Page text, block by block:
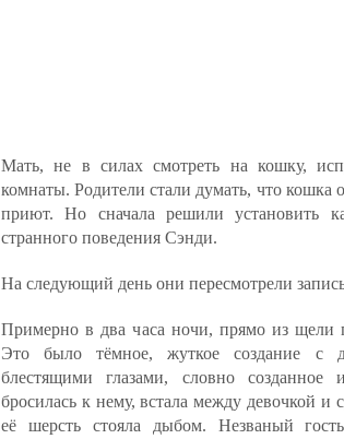
Мать, не в силах смотреть на кошку,
комнаты. Родители стали думать, что кошка
приют. Но сначала решили установить
странного поведения Сэнди.
На следующий день они пересмотрели
Примерно в два часа ночи, прямо из щели
Это было тёмное, жуткое создание с
блестящими глазами, словно
бросилась к нему, встала между девочкой
её шерсть стояла дыбом. Незваный